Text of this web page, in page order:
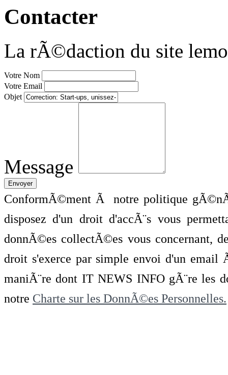
Contacter
La rÃ©daction du site
Votre Nom
Votre Email
Objet
Message
ConformÃ©ment Ã notre politique
disposez d'un droit d'accÃ¨s vous
donnÃ©es collectÃ©es vous concernant,
droit s'exerce par simple envoi d'un
maniÃ¨re dont IT NEWS INFO gÃ¨re les
notre Charte sur les DonnÃ©es Personnelles.